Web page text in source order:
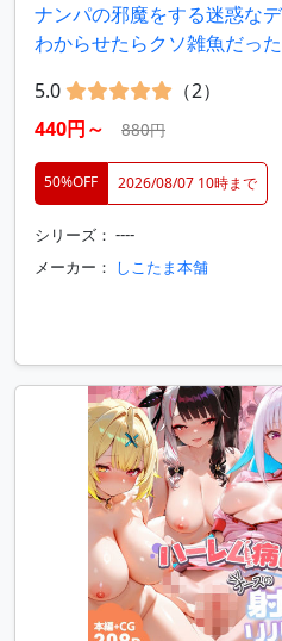
ナンパの邪魔をする迷惑な
わからせたらクソ雑魚だっ
5.0
（2）
440円～
880円
50%OFF 2026/08/07 10時まで
シリーズ： ----
メーカー： しこたま本舗